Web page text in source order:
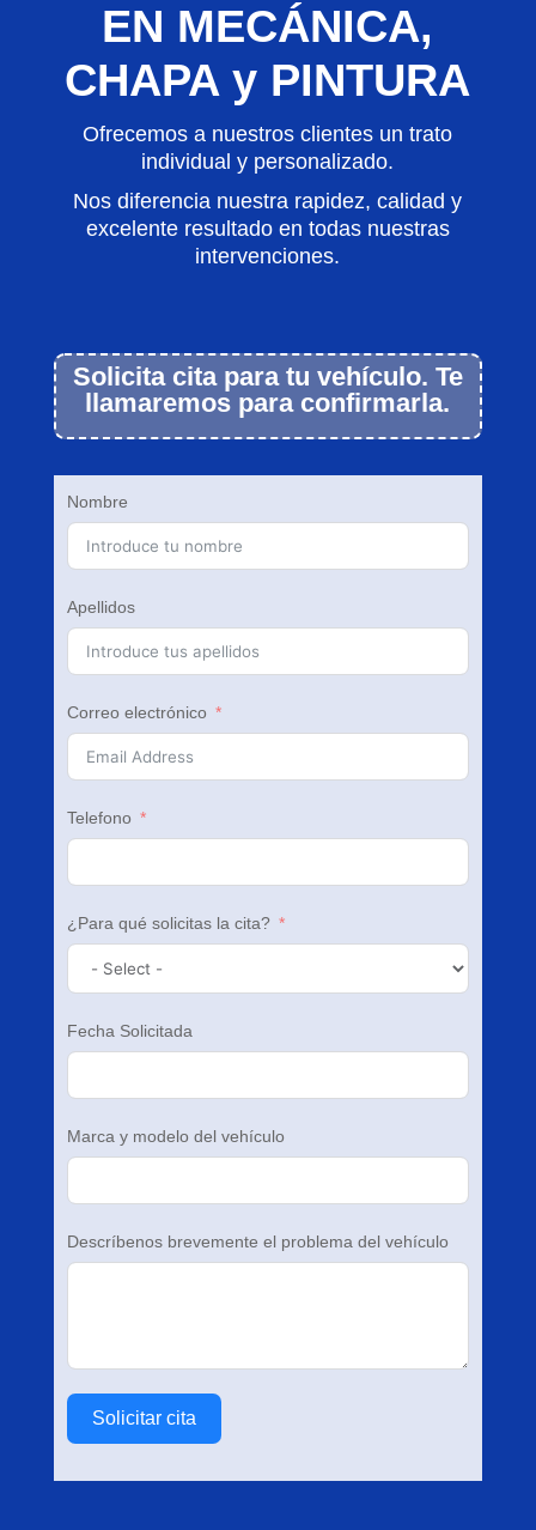
EN MECÁNICA,
CHAPA y PINTURA
Ofrecemos a nuestros clientes un trato
individual y personalizado.
Nos diferencia nuestra rapidez, calidad y
excelente resultado en todas nuestras
intervenciones.
Solicita cita para tu vehículo. Te
llamaremos para confirmarla.
Nombre
Apellidos
Correo electrónico
Telefono
¿Para qué solicitas la cita?
Fecha Solicitada
Marca y modelo del vehículo
Descríbenos brevemente el problema del vehículo
Solicitar cita